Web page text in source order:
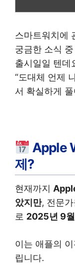
스마트워치에
궁금한 소식
출시일일 텐데
“도대체 언제
서 확실하게
Apple
제?
현재까지
았지만, 전문
로 2025년 9
이는 애플의
립니다.